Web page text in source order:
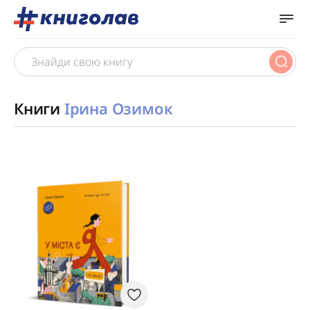
Книги Ірина Озимок